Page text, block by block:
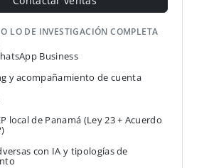
LO DE INVESTIGACIÓN COMPLETA
Business
y acompañamiento de cuenta
local de Panamá (Ley 23 + Acuerdo
con IA y tipologías de